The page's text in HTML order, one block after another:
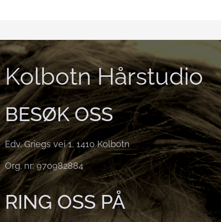
Kolbotn Hårstudio
BESØK OSS
Edv. Griegs vei 1, 1410 Kolbotn
Org. nr: 970982884
RING OSS PÅ